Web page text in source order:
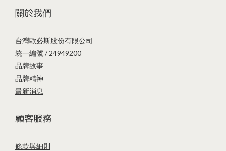
關於我們
台灣歐必斯股份有限公司
統一編號 / 24949200
品牌故事
品牌精神
最新消息
顧客服務
條款與細則